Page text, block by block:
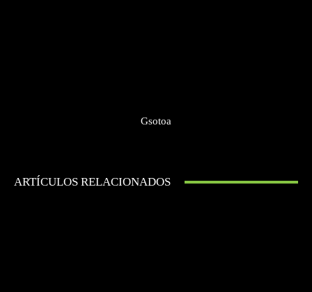
Gsotoa
ARTÍCULOS RELACIONADOS